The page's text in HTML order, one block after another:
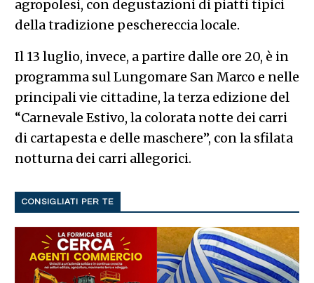
agropolesi, con degustazioni di piatti tipici
della tradizione peschereccia locale.
Il 13 luglio, invece, a partire dalle ore 20, è in
programma sul Lungomare San Marco e nelle
principali vie cittadine, la terza edizione del
“Carnevale Estivo, la colorata notte dei carri
di cartapesta e delle maschere”, con la sfilata
notturna dei carri allegorici.
CONSIGLIATI PER TE